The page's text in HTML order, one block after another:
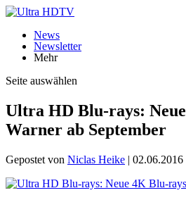
News
Newsletter
Mehr
Seite auswählen
Ultra HD Blu-rays:
Warner ab September
Gepostet von Niclas Heike | 02.06.2016